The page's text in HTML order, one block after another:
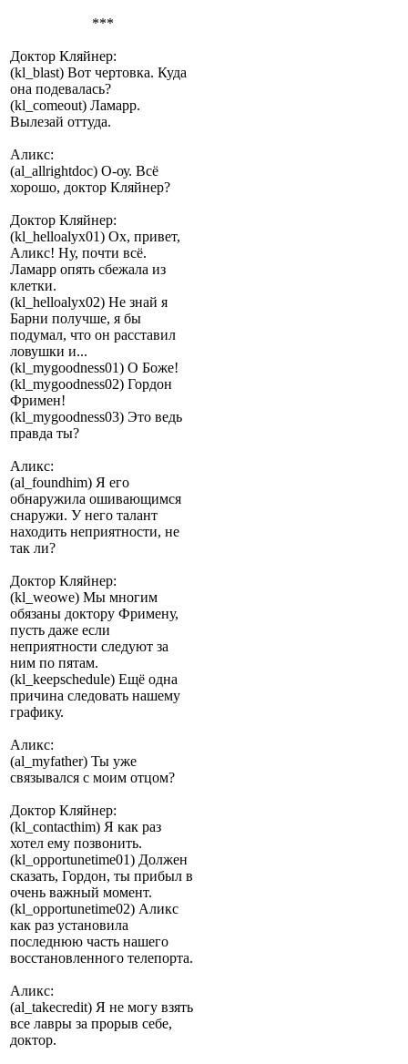
***
Доктор Кляйнер:
(kl_blast) Вот чертовка. Куда
она подевалась?
(kl_comeout) Ламарр.
Вылезай оттуда.
Аликс:
(al_allrightdoc) О-оу. Всё
хорошо, доктор Кляйнер?
Доктор Кляйнер:
(kl_helloalyx01) Ох, привет,
Аликс! Ну, почти всё.
Ламарр опять сбежала из
клетки.
(kl_helloalyx02) Не знай я
Барни получше, я бы
подумал, что он расставил
ловушки и...
(kl_mygoodness01) О Боже!
(kl_mygoodness02) Гордон
Фримен!
(kl_mygoodness03) Это ведь
правда ты?
Аликс:
(al_foundhim) Я его
обнаружила ошивающимся
снаружи. У него талант
находить неприятности, не
так ли?
Доктор Кляйнер:
(kl_weowe) Мы многим
обязаны доктору Фримену,
пусть даже если
неприятности следуют за
ним по пятам.
(kl_keepschedule) Ещё одна
причина следовать нашему
графику.
Аликс:
(al_myfather) Ты уже
связывался с моим отцом?
Доктор Кляйнер:
(kl_contacthim) Я как раз
хотел ему позвонить.
(kl_opportunetime01) Должен
сказать, Гордон, ты прибыл в
очень важный момент.
(kl_opportunetime02) Аликс
как раз установила
последнюю часть нашего
восстановленного телепорта.
Аликс:
(al_takecredit) Я не могу взять
все лавры за прорыв себе,
доктор.